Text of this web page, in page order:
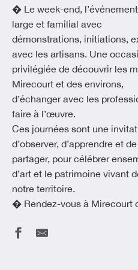
� Le week-end,
large et familial avec
démonstrations, initiations,
avec les artisans. Une
privilégiée de découvrir les
Mirecourt et des environs,
d’échanger avec les
faire à l’œuvre.
Ces journées sont une
d’observer, d’apprendre et de
partager, pour célébrer
d’art et le patrimoine vivant
notre territoire.
� Rendez-vous à Mirecourt